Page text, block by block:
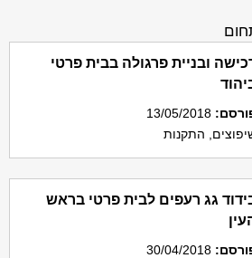
ובניית פרגולה בבית פרטי
:
התקנות
גג רעפים לבית פרטי בראש
: